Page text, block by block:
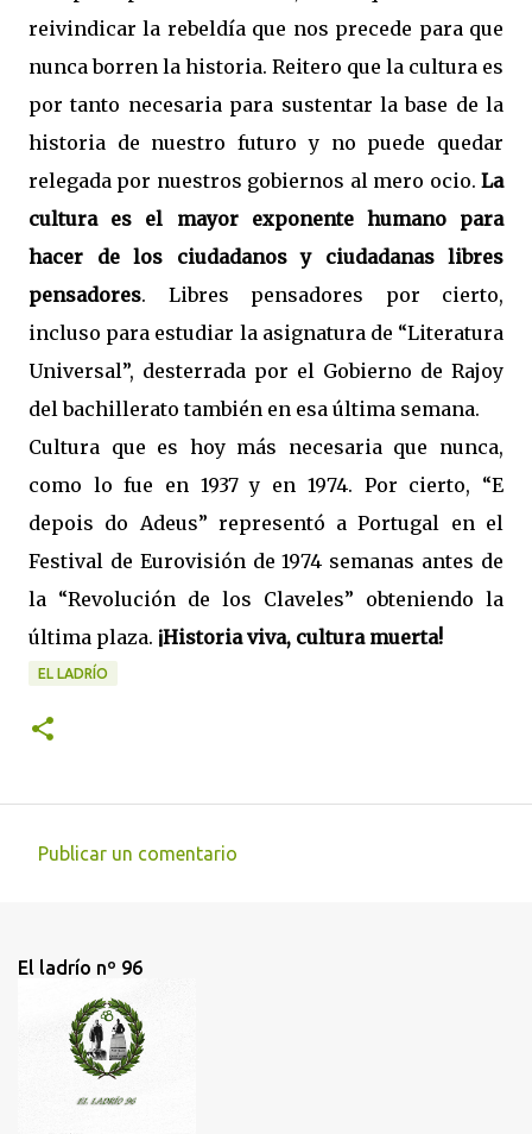
reivindicar la rebeldía que nos precede para que
nunca borren la historia. Reitero que la cultura es
por tanto necesaria para sustentar la base de la
historia de nuestro futuro y no puede quedar
relegada por nuestros gobiernos al mero ocio. La
cultura es el mayor exponente humano para
hacer de los ciudadanos y ciudadanas libres
pensadores. Libres pensadores por cierto,
incluso para estudiar la asignatura de “Literatura
Universal”, desterrada por el Gobierno de Rajoy
del bachillerato también en esa última semana.
Cultura que es hoy más necesaria que nunca,
como lo fue en 1937 y en 1974. Por cierto, “E
depois do Adeus” representó a Portugal en el
Festival de Eurovisión de 1974 semanas antes de
la “Revolución de los Claveles” obteniendo la
última plaza. ¡Historia viva, cultura muerta!
EL LADRÍO
e
Publicar un comentario
El ladrío nº 96